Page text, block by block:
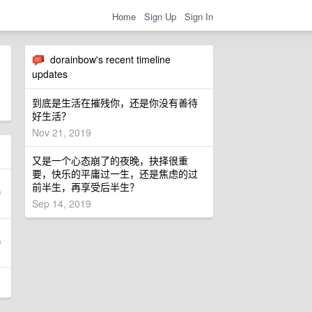
Home Sign Up Sign In
dorainbow's recent timeline
updates
到底是生活在摧残你，还是你没有善待
好生活？
Nov 21, 2019
又是一个心态崩了的夜晚，抉择很重
要，快乐的平庸过一生，还是焦虑的过
前半生，再享受后半生？
Sep 14, 2019